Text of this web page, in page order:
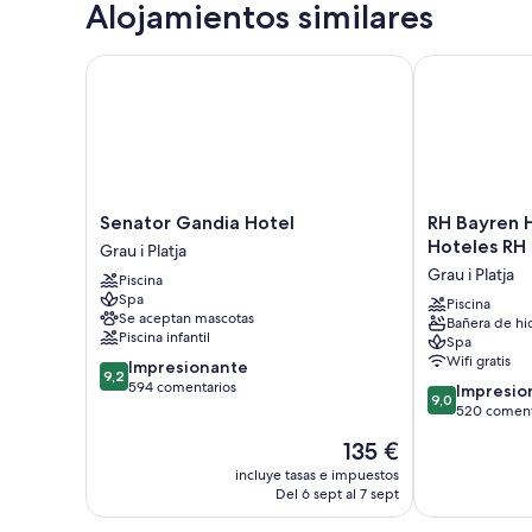
Alojamientos similares
Senator
Gandia
Hotel
Grau
i
Platja
Senator Gandia Hotel
Grau i Platja
Piscina
Spa
Se aceptan mascotas
Piscina infantil
9.2
sobre
9,2 Impresionante
594 comentarios
El
precio
actual
135 €
incluye tasas e impuestos
Del 6 sept al 7 sept
Senator Gandia Hotel
RH
Bayren
&
Spa
By
Hoteles
RH
Grau
i
RH Bayren
Hoteles RH
Grau i Platja
Piscina
Bañera de
Spa
Wifi gratis
9.0
sobre
9,0
520
RH Bayren